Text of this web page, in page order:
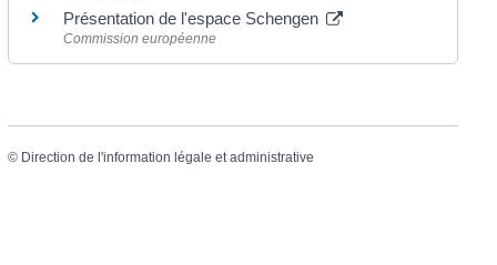
Présentation de l'espace Schengen
Commission européenne
© Direction de l'information légale et administrative